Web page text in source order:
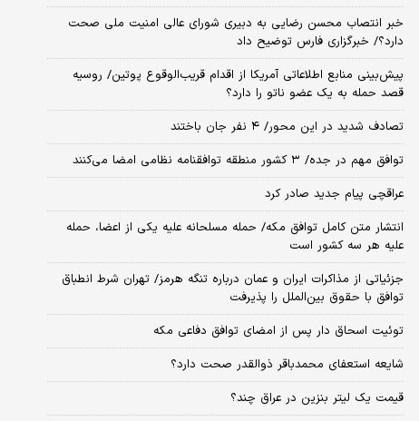
خبر انتصاب محسن رضایی به دبیری شورای عالی امنیت ملی صحت
دارد؟/ خبرگزاری فارس توضیح داد
پیش‌بینی منابع اطلاعاتی آمریکا از اقدام قریب‌الوقوع پوتین/ روسیه
قصد حمله به یک عضو ناتو را دارد؟
تصادف شدید در این محور/ ۴ نفر جان باختند
توافق مهم در جده/ ۳ کشور منطقه توافقنامه نظامی امضا می‌کنند
عراقچی پیام جدید صادر کرد
انتشار متن کامل توافق مکه/ حمله مسلحانه علیه یکی از اعضا، حمله
علیه هر سه کشور است
جزئیاتی از مذاکرات ایران و عمان درباره تنگه هرمز/ تهران شرط انطباق
توافق با حقوق بین‌الملل را پذیرفت
توئیت اسحاق دار پس از امضای توافق دفاعی مکه
شایعه استعفای محمدباقر ذوالقدر صحت دارد؟
قیمت یک لیتر بنزین در عراق چند؟